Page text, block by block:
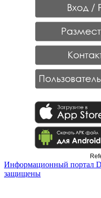
Информационный портал
защищены